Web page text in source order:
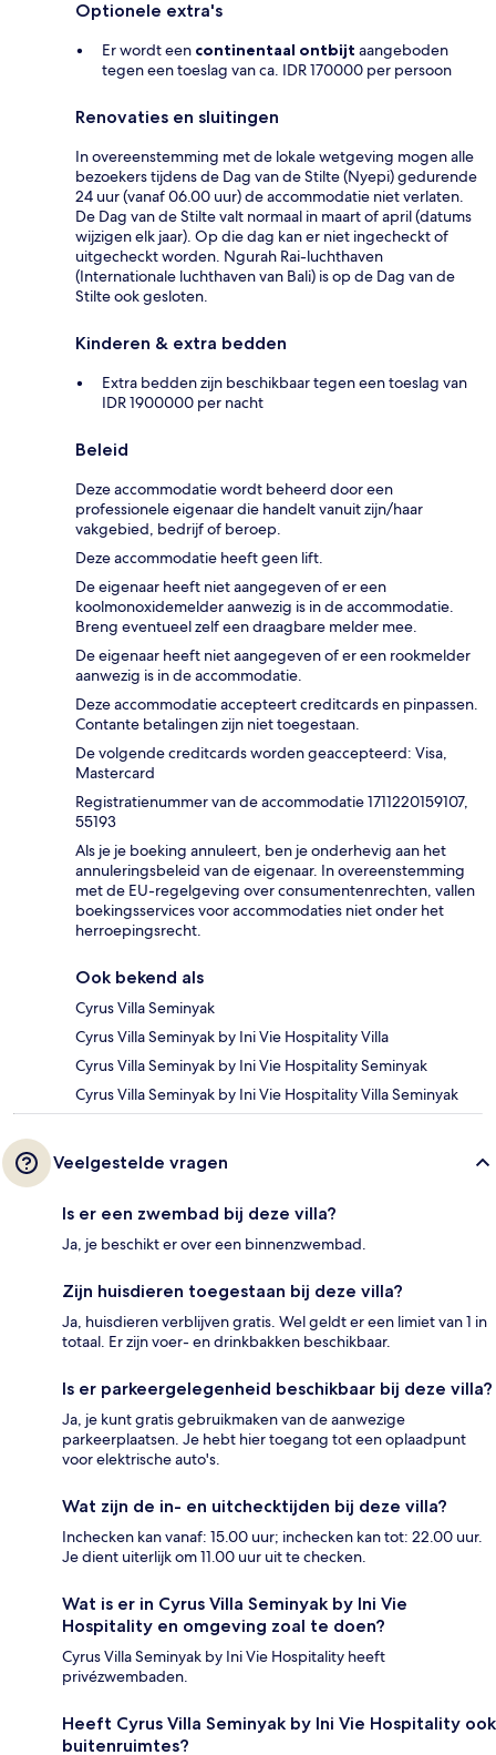
Optionele extra's
Er wordt een continentaal ontbijt aangeboden
tegen een toeslag van ca. IDR 170000 per persoon
Renovaties en sluitingen
In overeenstemming met de lokale wetgeving mogen alle
bezoekers tijdens de Dag van de Stilte (Nyepi) gedurende
24 uur (vanaf 06.00 uur) de accommodatie niet verlaten.
De Dag van de Stilte valt normaal in maart of april (datums
wijzigen elk jaar). Op die dag kan er niet ingecheckt of
uitgecheckt worden. Ngurah Rai-luchthaven
(Internationale luchthaven van Bali) is op de Dag van de
Stilte ook gesloten.
Kinderen & extra bedden
Extra bedden zijn beschikbaar tegen een toeslag van
IDR 1900000 per nacht
Beleid
Deze accommodatie wordt beheerd door een
professionele eigenaar die handelt vanuit zijn/haar
vakgebied, bedrijf of beroep.
Deze accommodatie heeft geen lift.
De eigenaar heeft niet aangegeven of er een
koolmonoxidemelder aanwezig is in de accommodatie.
Breng eventueel zelf een draagbare melder mee.
De eigenaar heeft niet aangegeven of er een rookmelder
aanwezig is in de accommodatie.
Deze accommodatie accepteert creditcards en pinpassen.
Contante betalingen zijn niet toegestaan.
De volgende creditcards worden geaccepteerd: Visa,
Mastercard
Registratienummer van de accommodatie 1711220159107,
55193
Als je je boeking annuleert, ben je onderhevig aan het
annuleringsbeleid van de eigenaar. In overeenstemming
met de EU-regelgeving over consumentenrechten, vallen
boekingsservices voor accommodaties niet onder het
herroepingsrecht.
Ook bekend als
Cyrus Villa Seminyak
Cyrus Villa Seminyak by Ini Vie Hospitality Villa
Cyrus Villa Seminyak by Ini Vie Hospitality Seminyak
Cyrus Villa Seminyak by Ini Vie Hospitality Villa Seminyak
Veelgestelde vragen
Is er een zwembad bij deze villa?
Ja, je beschikt er over een binnenzwembad.
Zijn huisdieren toegestaan bij deze villa?
Ja, huisdieren verblijven gratis. Wel geldt er een limiet van 1 in
totaal. Er zijn voer- en drinkbakken beschikbaar.
Is er parkeergelegenheid beschikbaar bij deze villa?
Ja, je kunt gratis gebruikmaken van de aanwezige
parkeerplaatsen. Je hebt hier toegang tot een oplaadpunt
voor elektrische auto's.
Wat zijn de in- en uitchecktijden bij deze villa?
Inchecken kan vanaf: 15.00 uur; inchecken kan tot: 22.00 uur.
Je dient uiterlijk om 11.00 uur uit te checken.
Wat is er in Cyrus Villa Seminyak by Ini Vie
Hospitality en omgeving zoal te doen?
Cyrus Villa Seminyak by Ini Vie Hospitality heeft
privézwembaden.
Heeft Cyrus Villa Seminyak by Ini Vie Hospitality ook
buitenruimtes?